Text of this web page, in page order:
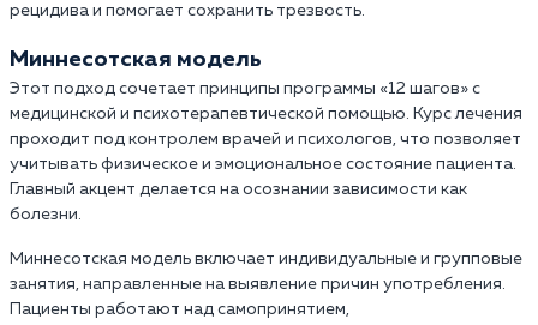
рецидива и помогает сохранить трезвость.
Миннесотская модель
Этот подход сочетает принципы программы «12 шагов» с
медицинской и психотерапевтической помощью. Курс лечения
проходит под контролем врачей и психологов, что позволяет
учитывать физическое и эмоциональное состояние пациента.
Главный акцент делается на осознании зависимости как
болезни.
Миннесотская модель включает индивидуальные и групповые
занятия, направленные на выявление причин употребления.
Пациенты работают над самопринятием,